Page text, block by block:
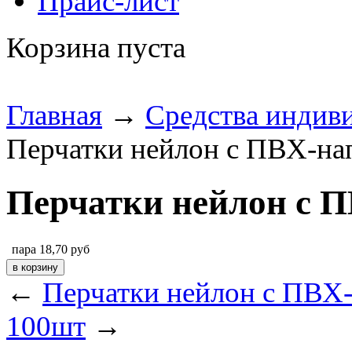
Корзина пуста
Главная → Средства
Перчатки нейлон с ПВХ-
Перчатки нейлон с
пара 18,70 руб
← Перчатки нейлон с
100шт →